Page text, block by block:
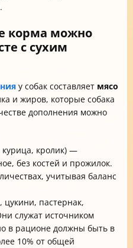
корма можно
с сухим
у собак составляет мясо
и жиров, которые собака
дополнения можно
курица, кролик) —
без костей и прожилок.
учитывая баланс
пастернак,
служат источником
в рационе должны быть в
10% от общей